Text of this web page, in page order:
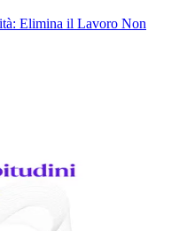
Elimina il Lavoro Non